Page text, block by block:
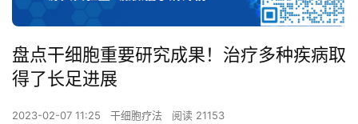
盘点干细胞重要研究成果！治疗多种疾病取
得了长足进展
2023-02-07 11:25 干细胞疗法 阅读 21153